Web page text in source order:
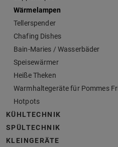
Wärmelampen
Tellerspender
Chafing Dishes
Bain-Maries / Wasserbäder
Speisewärmer
Heiße Theken
Warmhaltegeräte für Pommes
Hotpots
KÜHLTECHNIK
SPÜLTECHNIK
KLEINGERÄTE